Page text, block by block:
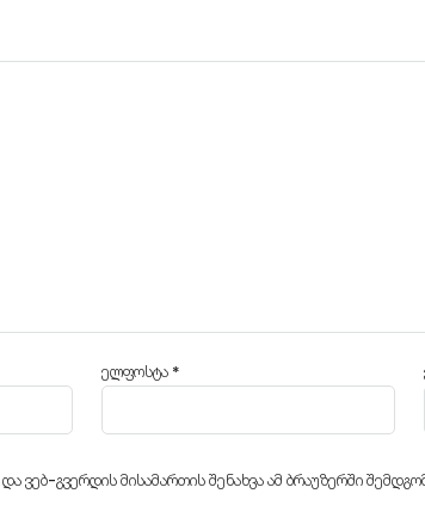
ელფოსტა *
ვებ-გვერდის მისამართის შენახვა ამ ბრაუზერში